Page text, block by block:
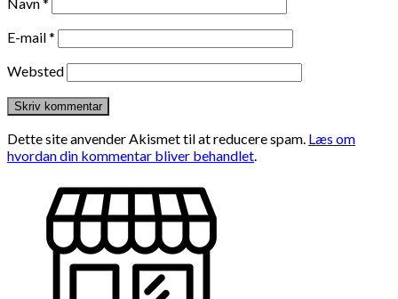
E-mail*
Websted
Dette site anvender Akismet til at reducere spam. Læs om
hvordan din kommentar bliver behandlet.